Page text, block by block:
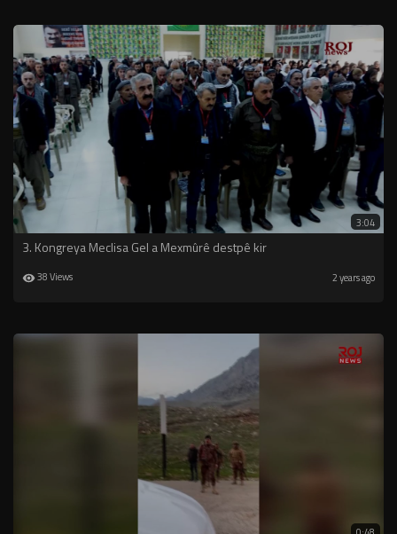
3:04
3. Kongreya Meclisa Gel a Mexmûrê destpê kir
38 Views 2 years ago